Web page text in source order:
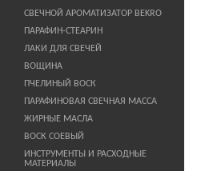
СВЕЧНОЙ АРОМАТИЗАТОР BEKRO
ПАРАФИН-СТЕАРИН
ЛАКИ ДЛЯ СВЕЧЕЙ
ВОЩИНА
ПЧЕЛИНЫЙ ВОСК
ПАРАФИНОВАЯ СВЕЧНАЯ МАССА
ЖИРНЫЕ МАСЛА
ВОСК СОЕВЫЙ
ИНСТРУМЕНТЫ И РАСХОДНЫЕ
МАТЕРИАЛЫ